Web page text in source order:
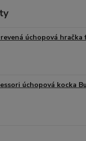
úchopová hračka
úchopová kocka